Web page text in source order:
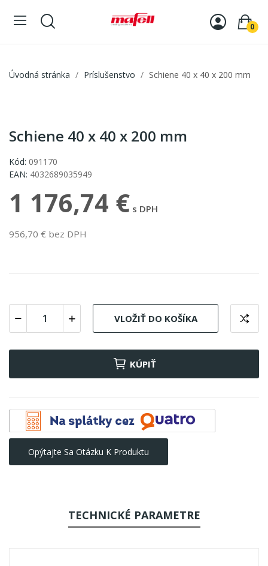
0
Úvodná stránka Príslušenstvo Schiene 40 x 40 x 200 mm
Schiene 40 x 40 x 200 mm
Kód: 091170
EAN: 4032689035949
1 176,74 € s DPH
956,70 € bez DPH
VLOŽIŤ DO KOŠÍKA
KÚPIŤ
Opýtajte Sa Otázku K Produktu
TECHNICKÉ PARAMETRE